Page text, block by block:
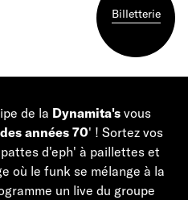
Billetterie
de la Dynamita's vous
années 70' ! Sortez vos
d'eph' à paillettes et
où le funk se mélange à la
un live du groupe